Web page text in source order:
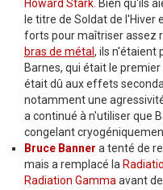
Howard Stark . Bien qu'ils
le titre de Soldat de l'Hiver
forts pour maîtriser assez
bras de métal, ils n'étaient
Barnes, qui était le
était dû aux effets
notamment une
a continué à n'utiliser que
congelant
Bruce Banner a tenté de
mais a remplacé la
Radiation Gamma avant